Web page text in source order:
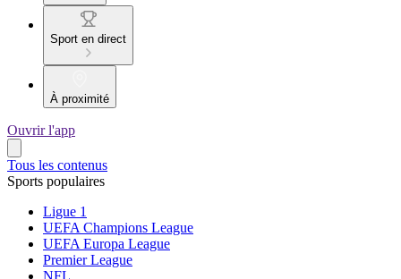
Sport en direct
À proximité
Ouvrir l'app
Tous les contenus
Sports populaires
Ligue 1
UEFA Champions League
UEFA Europa League
Premier League
NFL